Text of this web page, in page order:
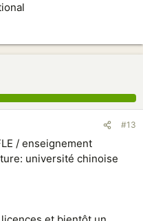
#13
/ enseignement
université chinoise